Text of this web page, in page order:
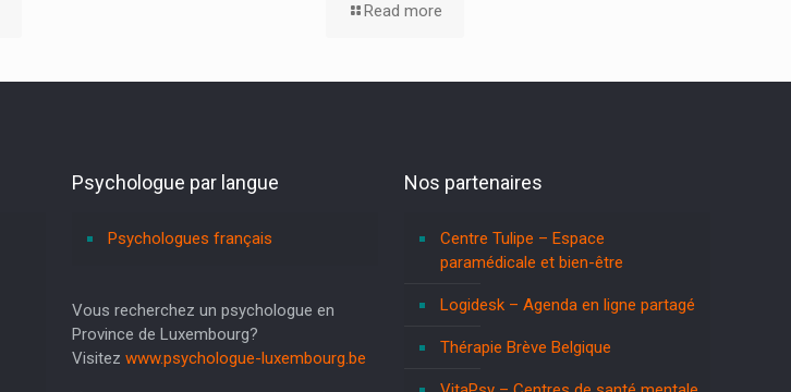
Read more
Psychologue par langue
Psychologues français
Vous recherchez un psychologue en
Province de Luxembourg?
Visitez www.psychologue-luxembourg.be
Nos partenaires
Centre Tulipe – Espace
paramédicale et bien-être
Logidesk – Agenda en ligne partagé
Thérapie Brève Belgique